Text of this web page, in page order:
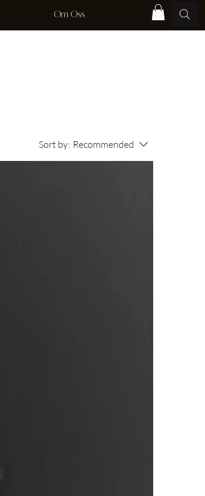
Om Oss
Sort by: Recommended